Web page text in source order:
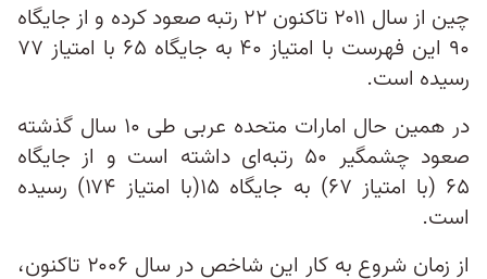
چین از سال ۲۰۱۱ تاکنون ۲۲ رتبه صعود کرده و از جایگاه
۹۰ این فهرست با امتیاز ۴۰ به جایگاه ۶۵ با امتیاز ۷۷
رسیده است.
در همین حال امارات متحده عربی طی ۱۰ سال گذشته
صعود چشمگیر ۵۰ رتبه‌ای داشته است و از جایگاه
۶۵ (با امتیاز ۶۷) به جایگاه ۱۵(با امتیاز ۱۷۴) رسیده
است.
از زمان شروع به کار این شاخص در سال ۲۰۰۶ تاکنون،